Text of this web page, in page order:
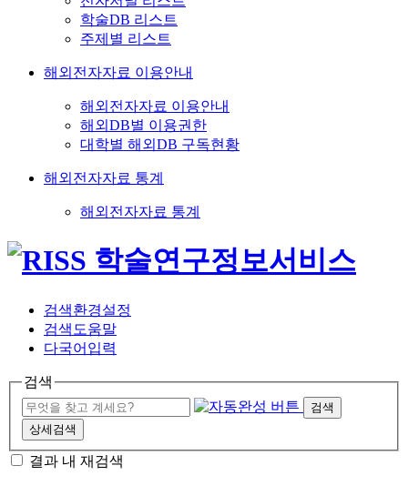
학술DB 리스트
주제별 리스트
해외전자자료 이용안내
해외전자자료 이용안내
해외DB별 이용권한
대학별 해외DB 구독현황
해외전자자료 통계
해외전자자료 통계
검색환경설정
검색도움말
다국어입력
검색
검색
상세검색
결과 내 재검색